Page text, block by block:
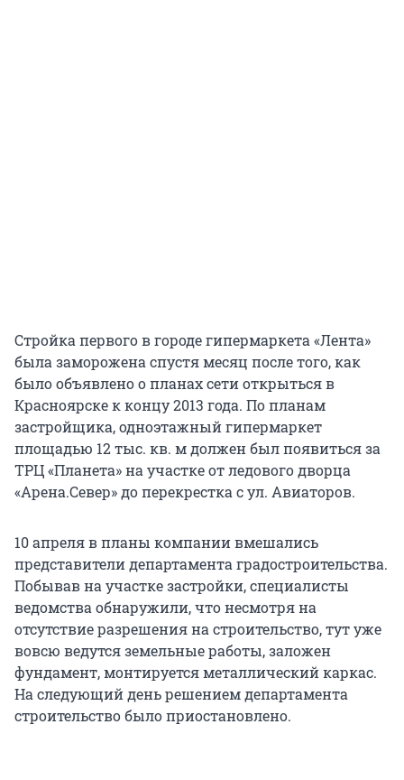
Стройка первого в городе гипермаркета «Лента»
была заморожена спустя месяц после того, как
было объявлено о планах сети открыться в
Красноярске к концу 2013 года. По планам
застройщика, одноэтажный гипермаркет
площадью 12 тыс. кв. м должен был появиться за
ТРЦ «Планета» на участке от ледового дворца
«Арена.Север» до перекрестка с ул. Авиаторов.
10 апреля в планы компании вмешались
представители департамента градостроительства.
Побывав на участке застройки, специалисты
ведомства обнаружили, что несмотря на
отсутствие разрешения на строительство, тут уже
вовсю ведутся земельные работы, заложен
фундамент, монтируется металлический каркас.
На следующий день решением департамента
строительство было приостановлено.